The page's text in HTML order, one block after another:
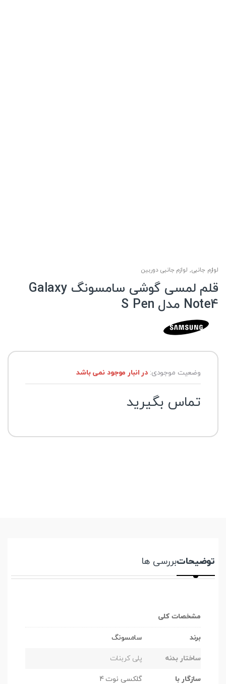
لوازم جانبی, لوازم جانبی دوربین
قلم لمسی گوشی سامسونگ Galaxy
Note4 مدل S Pen
وضعیت موجودی:در انبار موجود نمی باشد
تماس بگیرید
توضیحاتبررسی ها
مشخصات کلی
برند سامسونگ
ساختار بدنه پلی کربنات
سازگار با گلکسی نوت 4